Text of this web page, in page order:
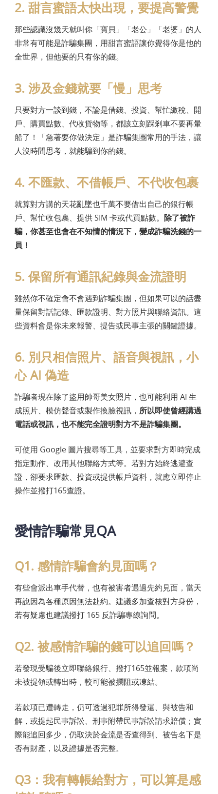
2. 甜言蜜語太快出現，要提高警覺
那些認識沒幾天就叫你「寶貝」「老公」「老婆」的人
非常有可能是詐騙集團，用甜言蜜語讓你覺得你是他的
全世界，但他要的只有你的錢。
3. 涉及金錢就要「慢」思考
只要對方一談到錢，不論是借錢、投資、幫忙繳稅、開
戶、購買點數、代收貨物等，都該立刻踩剎車不要再暈
船了！「急著要你做決定」是詐騙集團常用的手法，讓
人沒時間思考，就能騙到你的錢。
4. 不匯款、不借帳戶、不代收包裹
就算對方講的天花亂墜也千萬不要借出自己的銀行帳
戶、幫忙收包裹、提供 SIM 卡或代買點數。 除了被詐
騙，你甚至也會在不知情的情況下，變成詐騙洗錢的一
員！
5. 保留所有通訊紀錄與金流證明
雖然你不確定會不會遇到詐騙集團，但如果可以的話盡
量保留對話記錄、匯款證明、對方照片與聯絡資訊。這
些資料會是你未來報警、提告或民事主張的關鍵證據。
6. 別只相信照片、語音與視訊，小
心 AI 偽造
詐騙者現在除了盜用帥哥美女照片，也可能利用 AI 生
成照片、模仿聲音或製作換臉視訊， 所以即使曾經講過
電話或視訊，也不能完全證明對方不是詐騙集團。
可使用 Google 圖片搜尋等工具，並要求對方即時完成
指定動作、改用其他聯絡方式等。若對方始終逃避查
證，卻要求匯款、投資或提供帳戶資料，就應立即停止
操作並撥打165查證。
愛情詐騙常見QA
Q1. 感情詐騙會約見面嗎？
有些會派出車手代替，也有被害者遇過先約見面，當天
再說因為各種原因無法赴約。建議多加查核對方身份，
若有疑慮也建議撥打 165 反詐騙專線詢問。
Q2. 被感情詐騙的錢可以追回嗎？
若發現受騙後立即聯絡銀行、撥打165並報案，款項尚
未被提領或轉出時，較可能被攔阻或凍結。
若款項已遭轉走，仍可透過犯罪所得發還、與被告和
解，或提起民事訴訟、刑事附帶民事訴訟請求賠償；實
際能追回多少，仍取決於金流是否查得到、被告名下是
否有財產，以及證據是否完整。
Q3：我有轉帳給對方，可以算是感